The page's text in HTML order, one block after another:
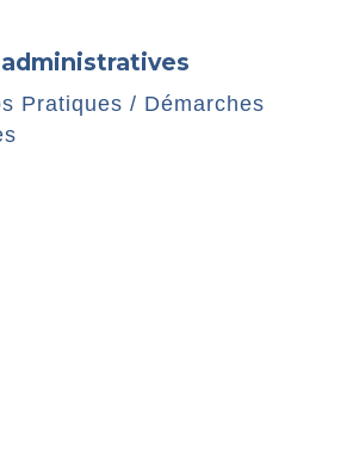
Pratiques / Démarches